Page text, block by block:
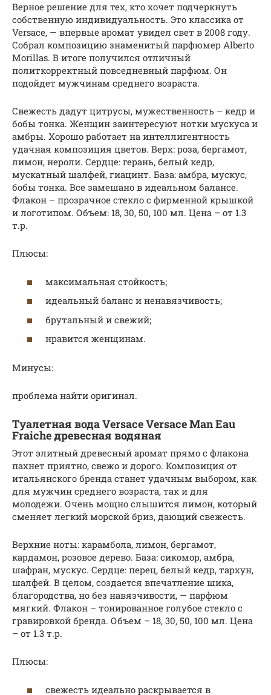
Верное решение для тех, кто хочет подчеркнуть
собственную индивидуальность. Это классика от
Versace, — впервые аромат увидел свет в 2008 году.
Собрал композицию знаменитый парфюмер Alberto
Morillas. В итоге получился отличный
политкорректный повседневный парфюм. Он
подойдет мужчинам среднего возраста.
Свежесть дадут цитрусы, мужественность – кедр и
бобы тонка. Женщин заинтересуют нотки мускуса и
амбры. Хорошо работает на интеллигентность
удачная композиция цветов. Верх: роза, бергамот,
лимон, нероли. Сердце: герань, белый кедр,
мускатный шалфей, гиацинт. База: амбра, мускус,
бобы тонка. Все замешано в идеальном балансе.
Флакон – прозрачное стекло с фирменной крышкой
и логотипом. Объем: 18, 30, 50, 100 мл. Цена – от 1.3
т.р.
Плюсы:
максимальная стойкость;
идеальный баланс и ненавязчивость;
брутальный и свежий;
нравится женщинам.
Минусы:
проблема найти оригинал.
Туалетная вода Versace Versace Man Eau
Fraiche древесная водяная
Этот элитный древесный аромат прямо с флакона
пахнет приятно, свежо и дорого. Композиция от
итальянского бренда станет удачным выбором, как
для мужчин среднего возраста, так и для
молодежи. Очень мощно слышится лимон, который
сменяет легкий морской бриз, дающий свежесть.
Верхние ноты: карамбола, лимон, бергамот,
кардамон, розовое дерево. База: сикомор, амбра,
шафран, мускус. Сердце: перец, белый кедр, тархун,
шалфей. В целом, создается впечатление шика,
благородства, но без навязчивости, — парфюм
мягкий. Флакон – тонированное голубое стекло с
гравировкой бренда. Объем – 18, 30, 50, 100 мл. Цена
– от 1.3 т.р.
Плюсы:
свежесть идеально раскрывается в